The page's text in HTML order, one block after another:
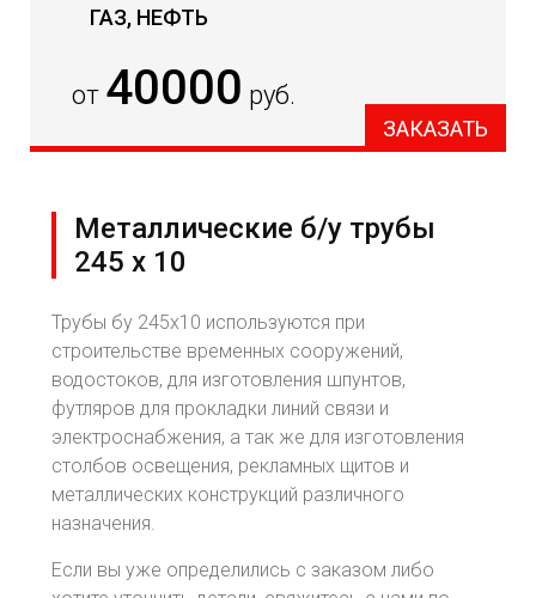
ГАЗ, НЕФТЬ
от 40000 руб.
ЗАКАЗАТЬ
Металлические б/у трубы
245 х 10
Трубы бу 245х10 используются при
строительстве временных сооружений,
водостоков, для изготовления шпунтов,
футляров для прокладки линий связи и
электроснабжения, а так же для изготовления
столбов освещения, рекламных щитов и
металлических конструкций различного
назначения.
Если вы уже определились с заказом либо